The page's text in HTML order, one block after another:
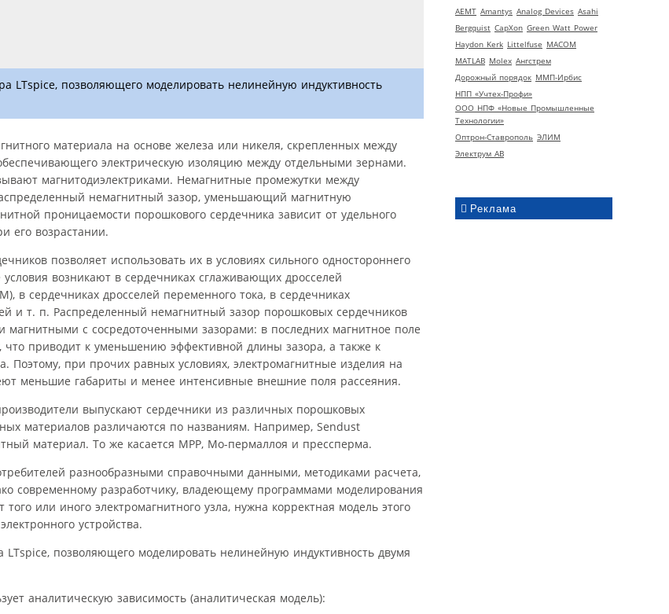
AEMT Amantys Analog Devices Asahi
Bergquist CapXon Green Watt Power
Haydon Kerk Littelfuse MACOM
MATLAB Molex Ангстрем
Дорожный порядок ММП-Ирбис
НПП «Учтех-Профи»
ООО НПФ «Новые Промышленные
Технологии»
Оптрон-Ставрополь ЭЛИМ
Электрум АВ
Реклама
LTspice, позволяющего моделировать нелинейную индуктивность
материала на основе железа или никеля, скрепленных между
электрическую изоляцию между отдельными зернами.
магнитодиэлектриками. Немагнитные промежутки между
немагнитный зазор, уменьшающий магнитную
проницаемости порошкового сердечника зависит от удельного
его возрастании.
позволяет использовать их в условиях сильного одностороннего
возникают в сердечниках сглаживающих дросселей
сердечниках дросселей переменного тока, в сердечниках
и т. п. Распределенный немагнитный зазор порошковых сердечников
с сосредоточенными зазорами: в последних магнитное поле
что приводит к уменьшению эффективной длины зазора, а также к
Поэтому, при прочих равных условиях, электромагнитные изделия на
меньшие габариты и менее интенсивные внешние поля рассеяния.
выпускают сердечники из различных порошковых
материалов различаются по названиям. Например, Sendust
материал. То же касается MPP, Mo-пермаллоя и прессперма.
разнообразными справочными данными, методиками расчета,
современному разработчику, владеющему программами моделирования
или иного электромагнитного узла, нужна корректная модель этого
устройства.
позволяющего моделировать нелинейную индуктивность двумя
аналитическую зависимость (аналитическая модель):